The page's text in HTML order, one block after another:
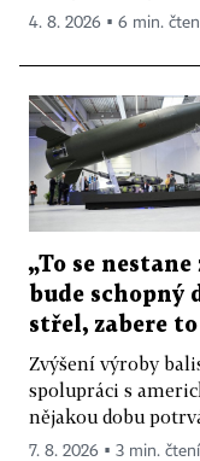
4. 8. 2026 ▪ 6 min.
„To se
bude schopný
střel, zabere
Zvýšení výroby
spolupráci s
nějakou dobu
7. 8. 2026 ▪ 3 min. čtení